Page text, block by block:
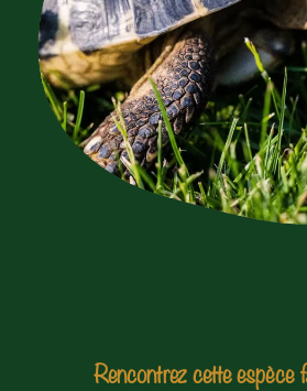
Rencontrez cette espèce